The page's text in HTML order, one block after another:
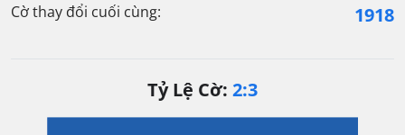
Cờ thay đổi cuối cùng: 1918
Tỷ Lệ Cờ: 2:3